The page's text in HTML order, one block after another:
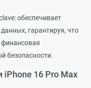
обеспечивает
гарантируя, что
финансовая
безопасности.
iPhone 16 Pro Max